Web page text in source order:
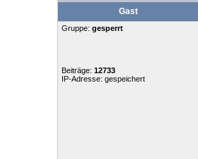
Gast
Gruppe: gesperrt
Beiträge: 12733
IP-Adresse: gespeichert